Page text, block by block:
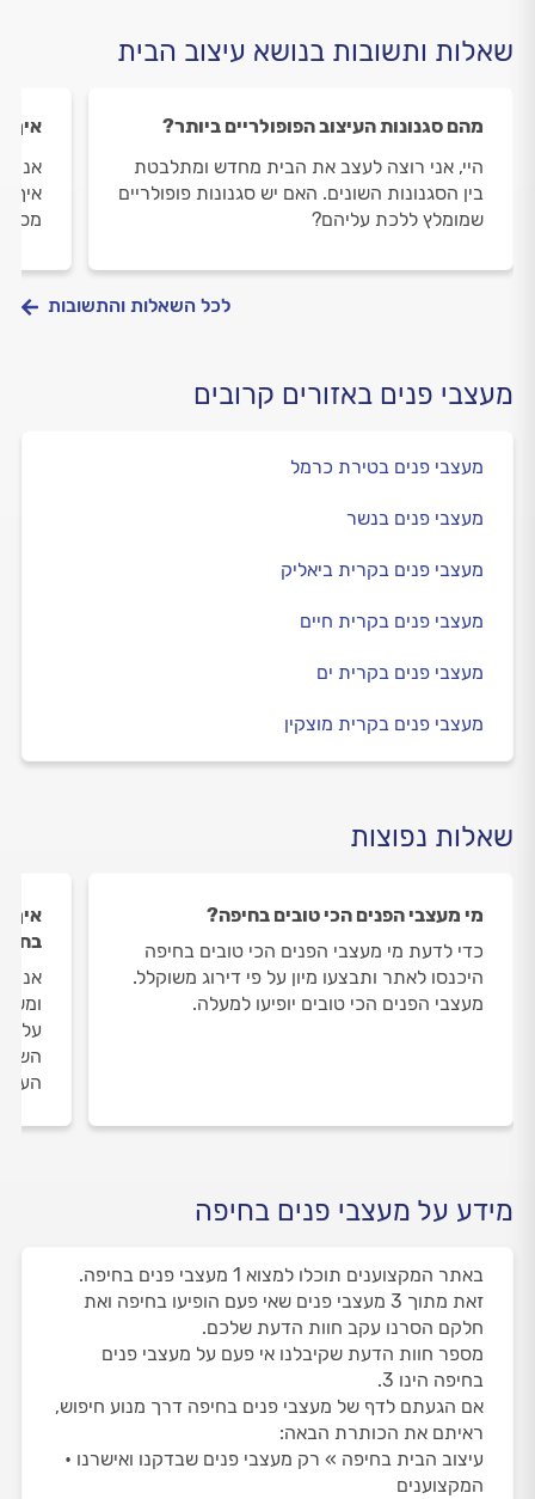
שאלות ותשובות בנושא עיצוב הבית
מהם סגנונות העיצוב הפופולריים ביותר?
היי, אני רוצה לעצב את הבית מחדש ומתלבטת
בין הסגנונות השונים. האם יש סגנונות פופולריים
שמומלץ ללכת עליהם?
איך
אני
איך
לכל השאלות והתשובות
מעצבי פנים באזורים קרובים
מעצבי פנים בטירת כרמל
מעצבי פנים בנשר
מעצבי פנים בקרית ביאליק
מעצבי פנים בקרית חיים
מעצבי פנים בקרית ים
מעצבי פנים בקרית מוצקין
שאלות נפוצות
מי מעצבי הפנים הכי טובים בחיפה?
כדי לדעת מי מעצבי הפנים הכי טובים בחיפה
היכנסו לאתר ותבצעו מיון על פי דירוג משוקלל.
מעצבי הפנים הכי טובים יופיעו למעלה.
איך
על
מידע על מעצבי פנים בחיפה
באתר המקצוענים תוכלו למצוא 1 מעצבי פנים בחיפה.
זאת מתוך 3 מעצבי פנים שאי פעם הופיעו בחיפה ואת
חלקם הסרנו עקב חוות הדעת שלכם.
מספר חוות הדעת שקיבלנו אי פעם על מעצבי פנים
בחיפה הינו 3.
אם הגעתם לדף של מעצבי פנים בחיפה דרך מנוע חיפוש,
ראיתם את הכותרת הבאה:
עיצוב הבית בחיפה » רק מעצבי פנים שבדקנו ואישרנו •
המקצוענים